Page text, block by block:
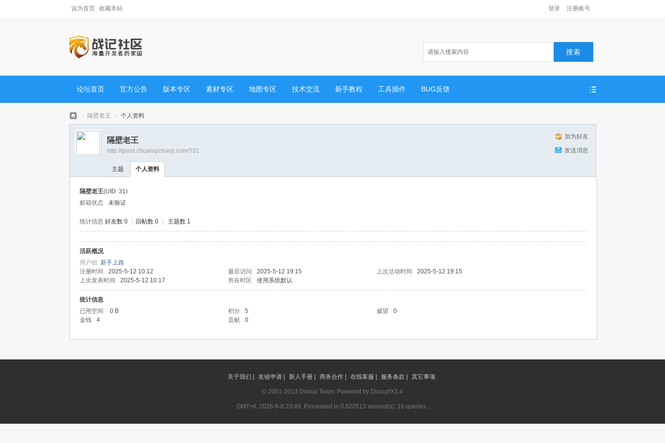
设为首页 收藏本站 注册账号
登录
搜索
论坛首页 官方公告 版本专区 素材专区 地图专区 技术交流 新手教程 工具插件 BUG反馈
›
隔壁老王 个人资料
加为好友
发送消息
隔壁老王
http://good.chuanqizhanji.com/?31
主题 个人资料
隔壁老王(UID: 31)
邮箱状态
未验证
统计信息 好友数 0 回帖数 0 主题数 1
活跃概况
用户组 新手上路
注册时间
2025-5-12 10:12 最后访问 2025-5-12 19:15 上次活动时间
2025-5-12 19:15
上次发表时间
2025-5-12 10:17 所在时区 使用系统默认
统计信息
已用空间
0 B 积分 5 威望
0
金钱
4 贡献 0
关于我们 | 友链申请 | 新人手册 | 商务合作 | 在线客服 | 服务条款 | 其它事项
© 2001-2013 Discuz Team. Powered by Discuz!X3.4
GMT+8, 2026-8-8 23:49, Processed in 0.020513 second(s), 16 queries .